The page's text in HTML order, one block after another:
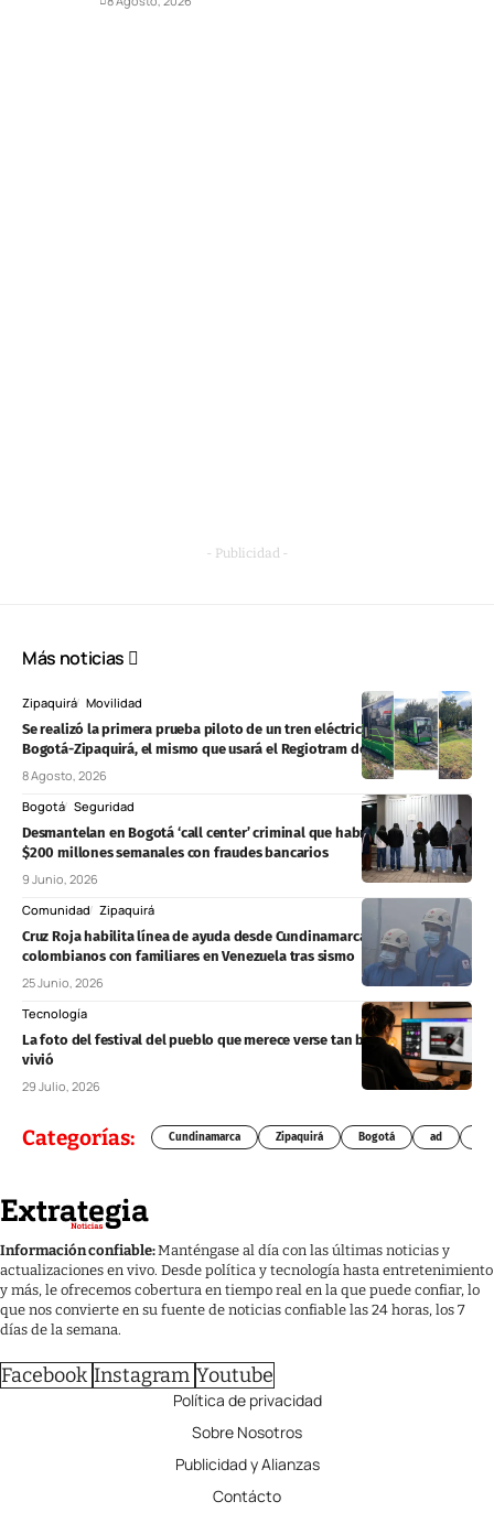
- Publicidad -
Más noticias
Zipaquirá Movilidad
Se realizó la primera prueba piloto de un tren eléctrico en el corredor
Bogotá-Zipaquirá, el mismo que usará el Regiotram del Norte
8 Agosto, 2026
Bogotá Seguridad
Desmantelan en Bogotá ‘call center’ criminal que habría obtenido
$200 millones semanales con fraudes bancarios
9 Junio, 2026
Comunidad Zipaquirá
Cruz Roja habilita línea de ayuda desde Cundinamarca y Bogotá para
colombianos con familiares en Venezuela tras sismo
25 Junio, 2026
Tecnología
La foto del festival del pueblo que merece verse tan bien como se
vivió
29 Julio, 2026
Categorías: Cundinamarca Zipaquirá Bogotá ad
Información confiable:Manténgase al día con las últimas noticias y
actualizaciones en vivo. Desde política y tecnología hasta entretenimiento
y más, le ofrecemos cobertura en tiempo real en la que puede confiar, lo
que nos convierte en su fuente de noticias confiable las 24 horas, los 7
días de la semana.
Facebook Instagram Youtube
Política de privacidad
Sobre Nosotros
Publicidad y Alianzas
Contácto